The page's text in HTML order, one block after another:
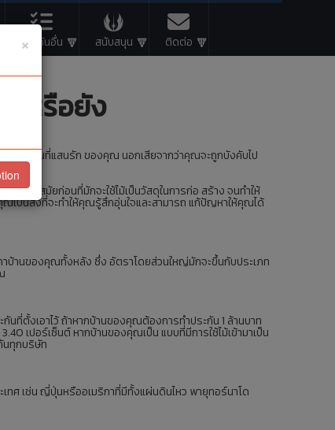
ประกันอื่น สนับสนุน ติดต่อ
นหรือยัง
ห้กับบ้านที่แสนรัก ของคุณ นอกเสียจากว่าคุณจะถูกบังคับไป
กบ้านสมัยก่อนที่มักจะใช้ไม้เป็นวัสดุในการก่อ สร้าง จนทำให้
ณเป็นสิ่งที่จะทำให้คุณรู้สึกอุ่นใจและสามารถ แก้ปัญหาให้คุณได้
บ้านของคุณทั้งหลัง ซึ่ง อัตราโดยส่วนใหญ่มักจะขึ้นกับประเภท
ที่ตั้งเอาไว้ ถ้าหากบ้านของคุณต้องการทำประกัน 1 ล้านบาท
เปอร์เซ็นต์ หากบ้านของคุณเป็น แบบที่มีการใช้ไม้เข้ามาเป็น
นทุกบริษัท
ทศ เช่น ญี่ปุ่นหรืออเมริกาที่มีทั้งแผ่นดินไหว พายุทอร์นาโด
×